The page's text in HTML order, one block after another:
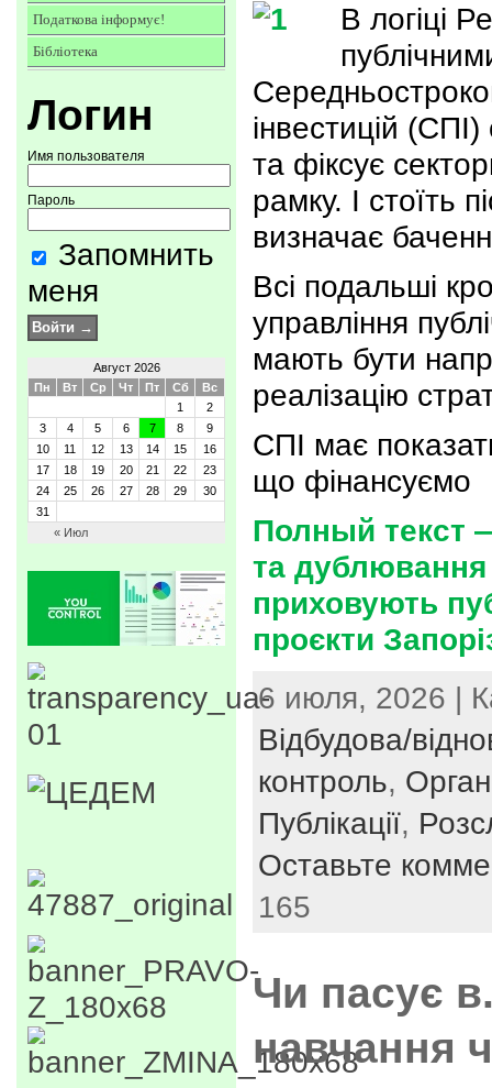
Податкова інформує!
Бібліотека
Логин
Имя пользователя
Пароль
Запомнить
меня
Август 2026
Пн
Вт Ср Чт Пт Сб Вс
« Июл
1
2
3
4 5 6 7 8
9
10
11 12 13 14 15
16
17
18 19 20 21 22
23
24
25 26 27 28 29
30
31
В логіці
інвестицій (СПІ)
та фіксує
рамку. І стоїть
визначає
Всі подальші
управління
мають бути
реалізацію
СПІ має
що фінансуємо
Полный текст
та
приховують
проєкти
6 июля, 2026 |
Відбудова/
контроль,
Публікації,
Оставьте
165
Чи пасує
навчання